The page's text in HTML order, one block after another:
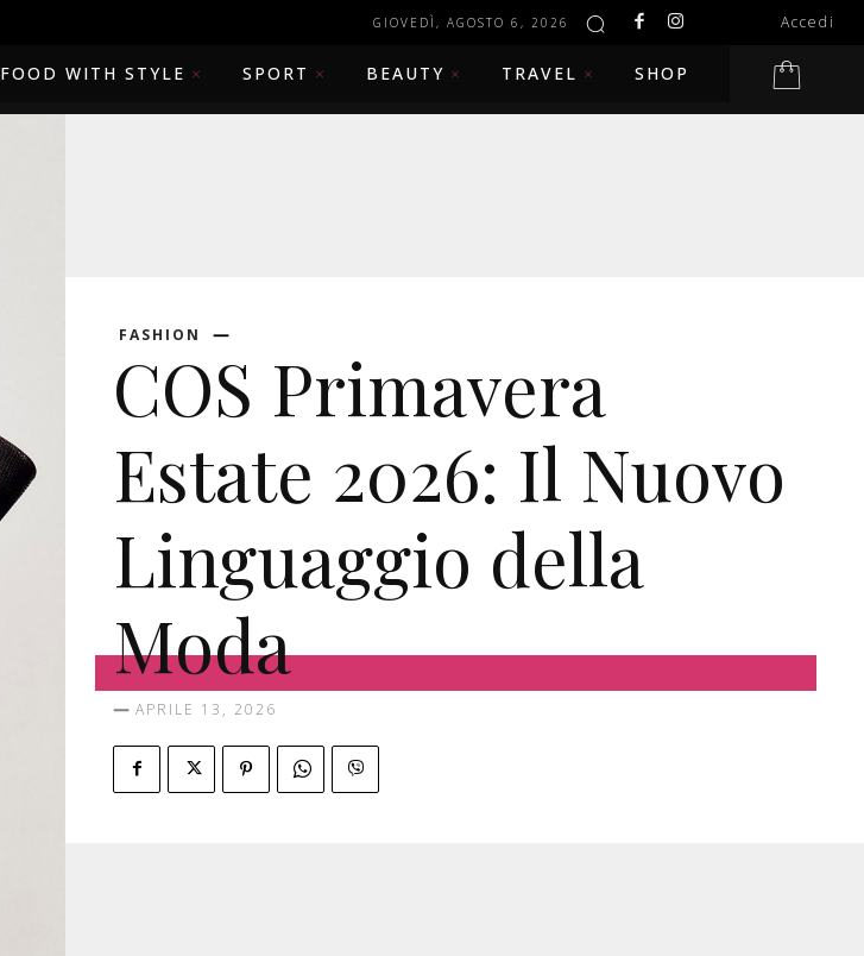
GIOVEDÌ, AGOSTO 6, 2026 Accedi
FOOD WITH STYLE SPORT BEAUTY TRAVEL SHOP
FASHION
COS Primavera
Estate 2026: Il Nuovo
Linguaggio della
Moda
APRILE 13, 2026